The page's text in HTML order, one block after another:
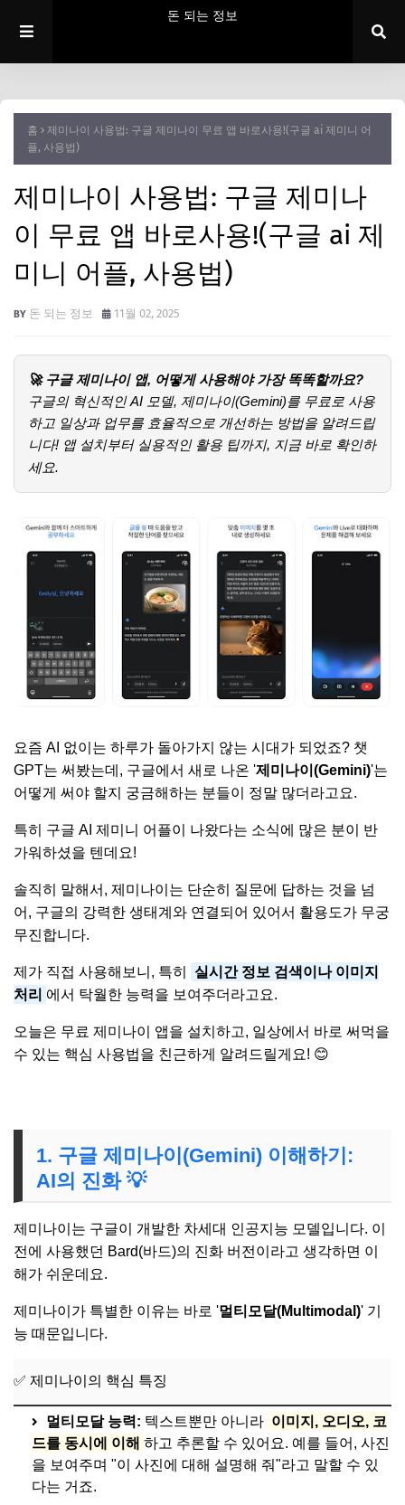
돈 되는 정보
홈
제미나이 사용법: 구글 제미나이 무료 앱 바로사용!(구글 ai 제미니 어
플, 사용법)
제미나이 사용법: 구글 제미나
이 무료 앱 바로사용!(구글 ai 제
미니 어플, 사용법)
돈 되는 정보 11월 02, 2025
🚀 구글 제미나이 앱, 어떻게 사용해야 가장 똑똑할까요?
구글의 혁신적인 AI 모델, 제미나이(Gemini)를 무료로 사용
하고 일상과 업무를 효율적으로 개선하는 방법을 알려드립
니다! 앱 설치부터 실용적인 활용 팁까지, 지금 바로 확인하
세요.
요즘 AI 없이는 하루가 돌아가지 않는 시대가 되었죠? 챗
GPT는 써봤는데, 구글에서 새로 나온 '제미나이(Gemini)'는
어떻게 써야 할지 궁금해하는 분들이 정말 많더라고요.
특히 구글 AI 제미니 어플이 나왔다는 소식에 많은 분이 반
가워하셨을 텐데요!
솔직히 말해서, 제미나이는 단순히 질문에 답하는 것을 넘
어, 구글의 강력한 생태계와 연결되어 있어서 활용도가 무궁
무진합니다.
제가 직접 사용해보니, 특히
실시간 정보 검색이나 이미지
처리 에서 탁월한 능력을 보여주더라고요.
오늘은 무료 제미나이 앱을 설치하고, 일상에서 바로 써먹을
수 있는 핵심 사용법을 친근하게 알려드릴게요! 😊
1. 구글 제미나이(Gemini) 이해하기:
AI의 진화 💡
제미나이는 구글이 개발한 차세대 인공지능 모델입니다. 이
전에 사용했던 Bard(바드)의 진화 버전이라고 생각하면 이
해가 쉬운데요.
제미나이가 특별한 이유는 바로 '멀티모달(Multimodal)' 기
능 때문입니다.
✅ 제미나이의 핵심 특징
멀티모달 능력: 텍스트뿐만 아니라 이미지, 오디오, 코
드를 동시에 이해 하고 추론할 수 있어요. 예를 들어, 사진
을 보여주며 "이 사진에 대해 설명해 줘"라고 말할 수 있
다는 거죠.